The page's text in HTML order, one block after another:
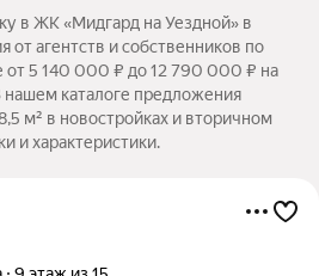
в ЖК «Мидгард на Уездной» в
агентств и собственников по
от 5 140 000 ₽ до 12 790 000 ₽ на
каталоге предложения
м² в новостройках и вторичном
и характеристики.